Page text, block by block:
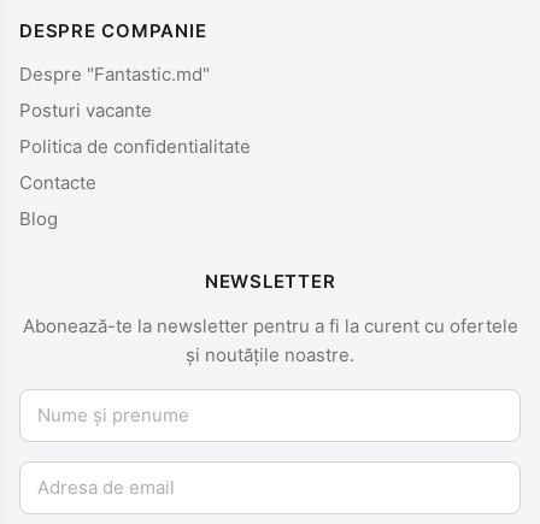
DESPRE COMPANIE
Despre "Fantastic.md"
Posturi vacante
Politica de confidentialitate
Contacte
Blog
NEWSLETTER
Abonează-te la newsletter pentru a fi la curent cu ofertele
și noutățile noastre.
Nume și prenume
Email